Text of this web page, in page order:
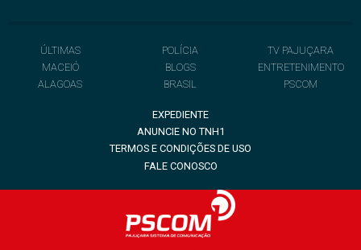
ÚLTIMAS
MACEIÓ
ALAGOAS
POLÍCIA
BLOGS
BRASIL
TV PAJUÇARA
ENTRETENIMENTO
PSCOM
EXPEDIENTE
ANUNCIE NO TNH1
TERMOS E CONDIÇÕES DE USO
FALE CONOSCO